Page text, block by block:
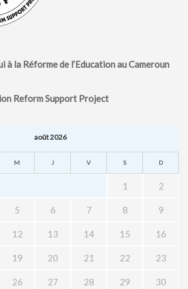
à la Réforme de l’Education au Cameroun
Reform Support Project
août 2026
M J V S D
1 2
5 6 7 8 9
12 13 14 15 16
19 20 21 22 23
26 27 28 29 30